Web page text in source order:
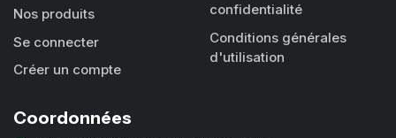
Nos produits
Se connecter
Créer un compte
confidentialité
Conditions générales
d'utilisation
Coordonnées